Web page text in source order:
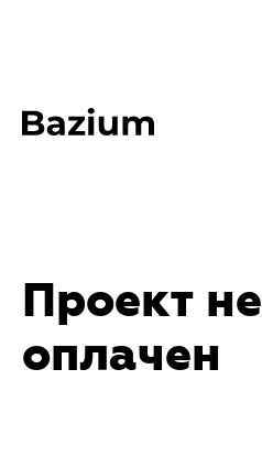
Проект не
оплачен